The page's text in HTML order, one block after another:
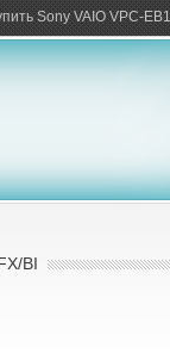
Sony VAIO VPC-
BI